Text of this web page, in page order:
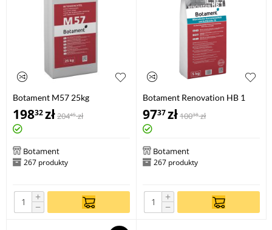
Botament M57 25kg
19832zł20445 zł
Botament
267 produkty
+
−
Botament Renovation HB 1
9737zł10038 zł
Botament
267 produkty
+
−